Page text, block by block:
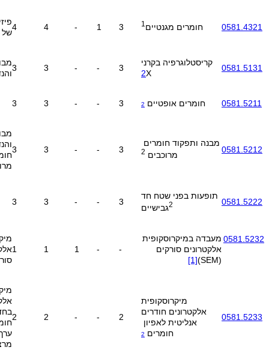
0581.4321 חומרים מגנטיים 1
3
1
-
4
4
של
0581.5131
קריסטלוגרפיה בקרני
2X
3
-
-
3
3
0581.5211
2 חומרים אופטיים 3
-
-
3
3
0581.5212
מבנה ותפקוד חומרים
מרוכבים 2
3
-
-
3
3
0581.5222
תופעות בפני שטח חד
גבישיים2
3
-
-
3
3
0581.5232 מעבדה במיקרוסקופית
אלקטרונים סורקים
SEM)
)
[1]
-
-
1
1
1
0581.5233
מיקרוסקופית
אלקטרונים חודרים
אנליטית לאפיון
2 חומרים
2
-
-
2
2